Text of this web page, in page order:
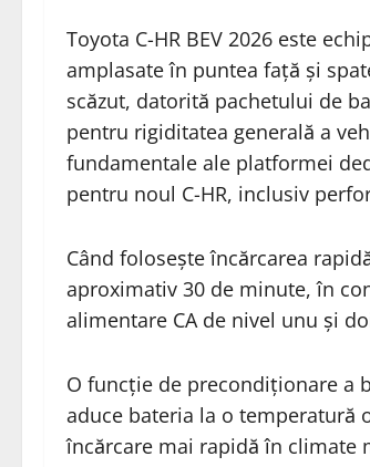
Toyota C-HR BEV 2026 este
amplasate în puntea față și
scăzut, datorită pachetului de
pentru rigiditatea generală a
fundamentale ale platformei
pentru noul C-HR, inclusiv
Când folosește încărcarea
aproximativ 30 de minute, în
alimentare CA de nivel unu și
O funcție de precondiționare a
aduce bateria la o temperatură
încărcare mai rapidă în climate